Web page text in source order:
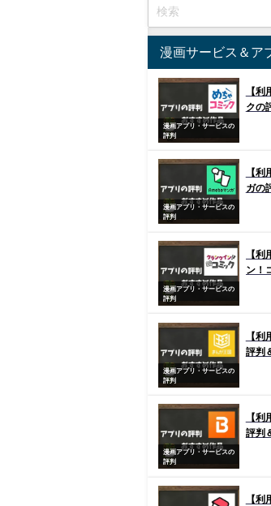
漫画サービス＆ア
漫画アプリ・サービスの
評判
【利
クの
漫画アプリ・サービスの
評判
【
ガの
漫画アプリ・サービスの
評判
【利
ン！
漫画アプリ・サービスの
評判
【利
評判
漫画アプリ・サービスの
評判
【
評判
【